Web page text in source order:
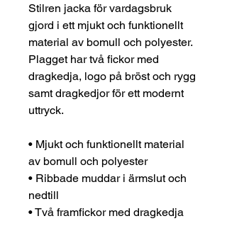
Stilren jacka för vardagsbruk
gjord i ett mjukt och funktionellt
material av bomull och polyester.
Plagget har två fickor med
dragkedja, logo på bröst och rygg
samt dragkedjor för ett modernt
uttryck.
• Mjukt och funktionellt material
av bomull och polyester
• Ribbade muddar i ärmslut och
nedtill
• Två framfickor med dragkedja